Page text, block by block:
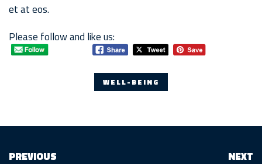
et at eos.
Please follow and like us:
WELL-BEING
PREVIOUS NEXT